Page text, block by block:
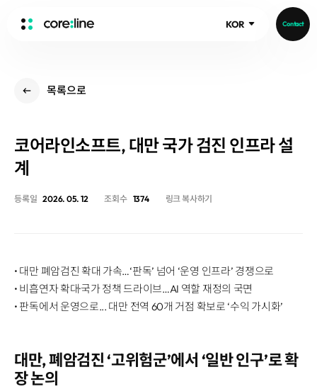
KOR Contact
ABOUT
History
Core Value
Recruit
aview List
aview Lung texture
aview ILA
aview RT ACS
aview Research
IR Events
IR Materials
News
목록으로
코어라인소프트, 대만 국가 검진 인프라 설
계
등록일 2026. 05. 12 조회수 1374 링크 복사하기
• 대만 폐암검진 확대 가속…‘판독’ 넘어 ‘운영 인프라’ 경쟁으로
• 비흡연자 확대·국가 정책 드라이브…AI 역할 재정의 국면
• 판독에서 운영으로... 대만 전역 60개 거점 확보로 ‘수익 가시화’
대만, 폐암검진 ‘고위험군’에서 ‘일반 인구’로 확
장 논의